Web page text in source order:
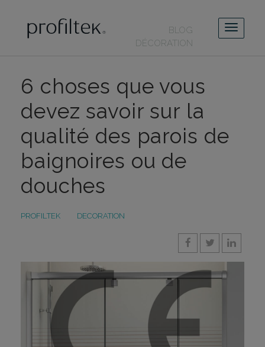
BLOG
DÉCORATION
6 choses que vous
devez savoir sur la
qualité des parois de
baignoires ou de
douches
PROFILTEK DECORATION